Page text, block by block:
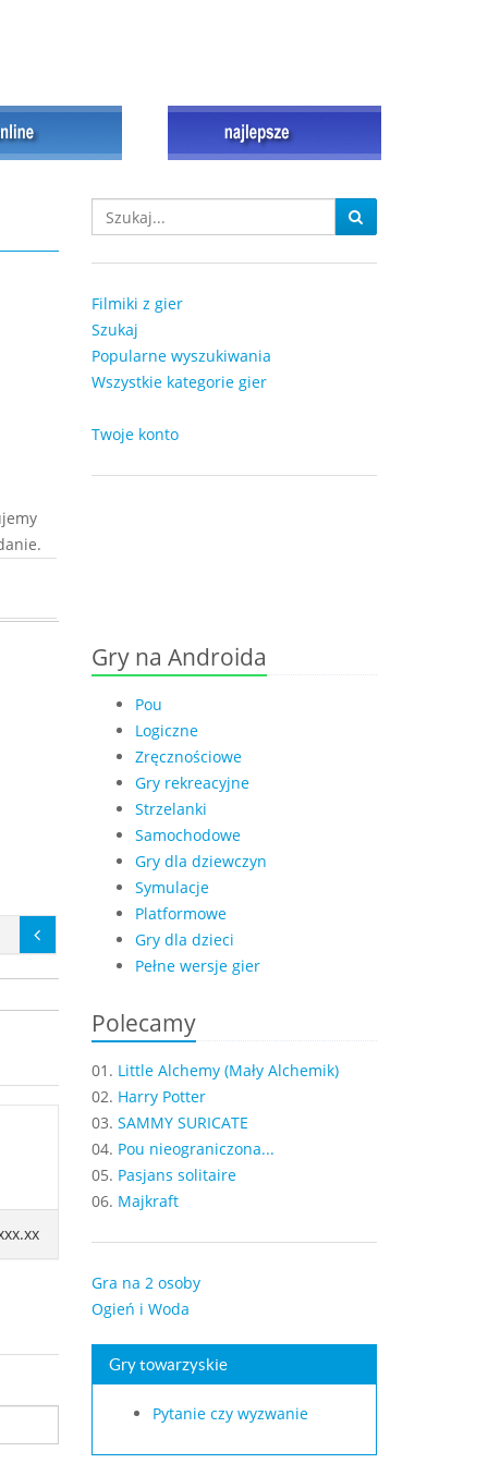
Filmiki z gier
Szukaj
Popularne wyszukiwania
Wszystkie kategorie gier
Twoje konto
Gry na Androida
Pou
Logiczne
Zręcznościowe
Gry rekreacyjne
Strzelanki
Samochodowe
Gry dla dziewczyn
Symulacje
Platformowe
Gry dla dzieci
Pełne wersje gier
Polecamy
01. Little Alchemy (Mały Alchemik)
02. Harry Potter
03. SAMMY SURICATE
04. Pou nieograniczona...
05. Pasjans solitaire
06. Majkraft
Gra na 2 osoby
Ogień i Woda
Gry towarzyskie
Pytanie czy wyzwanie